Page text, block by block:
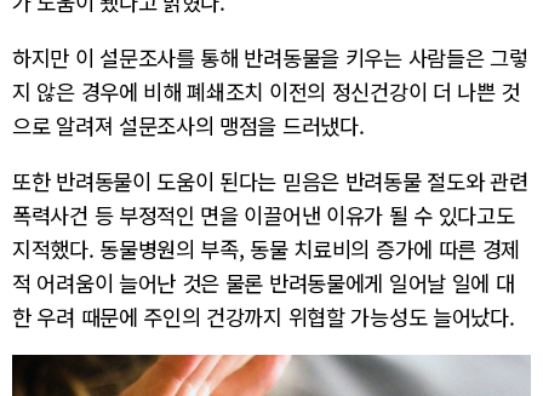
하지만 이 설문조사를 통해 반려동물을 키우는 사람들은 그렇
지 않은 경우에 비해 폐쇄조치 이전의 정신건강이 더 나쁜 것
으로 알려져 설문조사의 맹점을 드러냈다.
또한 반려동물이 도움이 된다는 믿음은 반려동물 절도와 관련
폭력사건 등 부정적인 면을 이끌어낸 이유가 될 수 있다고도
지적했다. 동물병원의 부족, 동물 치료비의 증가에 따른 경제
적 어려움이 늘어난 것은 물론 반려동물에게 일어날 일에 대
한 우려 때문에 주인의 건강까지 위협할 가능성도 늘어났다.